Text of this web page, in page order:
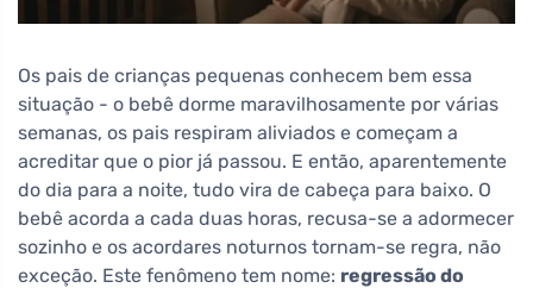
Os pais de crianças pequenas conhecem bem essa
situação - o bebê dorme maravilhosamente por várias
semanas, os pais respiram aliviados e começam a
acreditar que o pior já passou. E então, aparentemente
do dia para a noite, tudo vira de cabeça para baixo. O
bebê acorda a cada duas horas, recusa-se a adormecer
sozinho e os acordares noturnos tornam-se regra, não
exceção. Este fenômeno tem nome: regressão do